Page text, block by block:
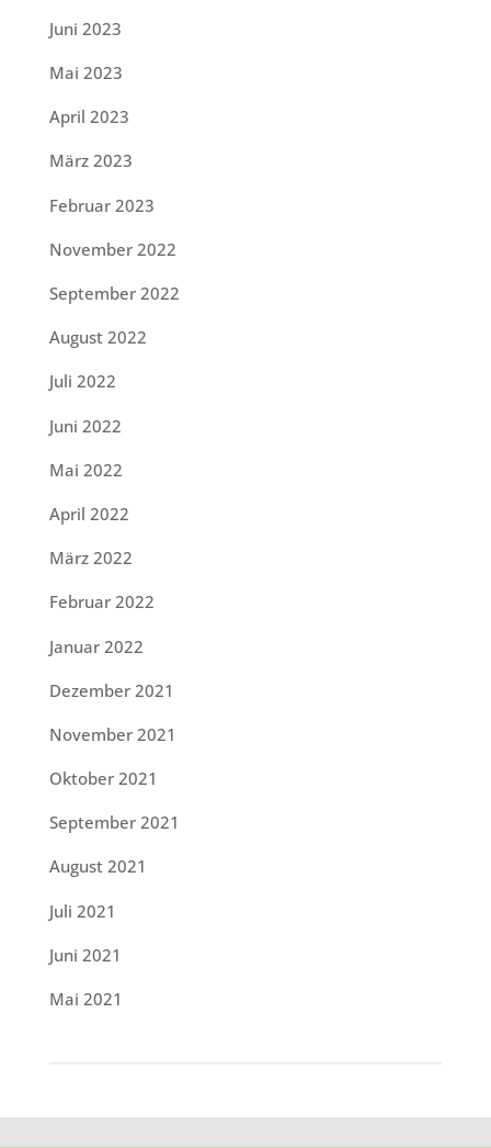
Juni 2023
Mai 2023
April 2023
März 2023
Februar 2023
November 2022
September 2022
August 2022
Juli 2022
Juni 2022
Mai 2022
April 2022
März 2022
Februar 2022
Januar 2022
Dezember 2021
November 2021
Oktober 2021
September 2021
August 2021
Juli 2021
Juni 2021
Mai 2021